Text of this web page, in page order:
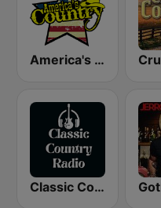
America's Country
Classic Country Radio